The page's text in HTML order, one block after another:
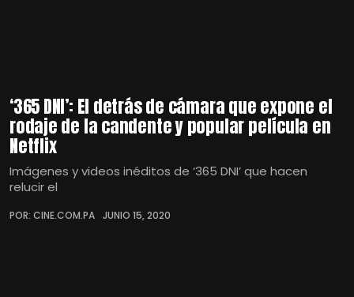
‘365 DNI’: El detrás de cámara que expone el
rodaje de la candente y popular película en
Netflix
Imágenes y videos inéditos de ‘365 DNI’ que hacen
relucir el
POR: CINE.COM.PA JUNIO 15, 2020